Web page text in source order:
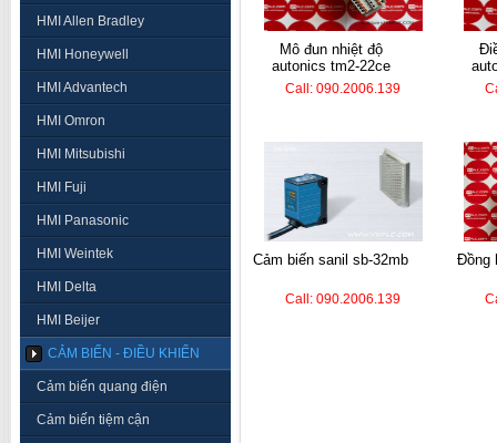
HMI Allen Bradley
HMI Honeywell
HMI Advantech
HMI Omron
HMI Mitsubishi
HMI Fuji
HMI Panasonic
HMI Weintek
HMI Delta
HMI Beijer
CẢM BIẾN - ĐIỀU KHIỂN
Cảm biến quang điện
Cảm biến tiệm cận
mô đun nhiệt độ
autonics tm2-22ce
Call: 090.2006.139
điều khiển nhiệt
cảm biến sanil sb-32mb
Call: 090.2006.139
đồng hồ nhiệt autonics